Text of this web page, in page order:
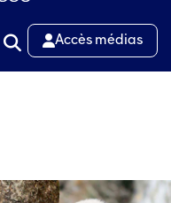
Accès médias